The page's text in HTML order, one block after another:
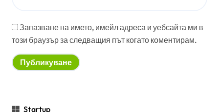
Запазване на името, имейл адреса и уебсайта ми в
този браузър за следващия път когато коментирам.
Startup